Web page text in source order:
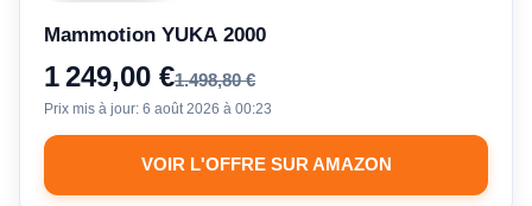
Mammotion YUKA 2000
1 249,00 €1.498,80 €
Prix mis à jour: 6 août 2026 à 00:23
VOIR L'OFFRE SUR AMAZON